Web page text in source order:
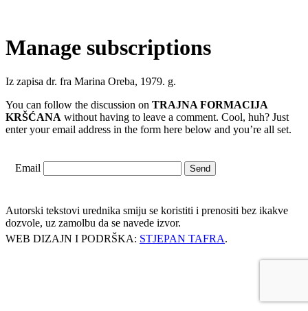
Manage subscriptions
Iz zapisa dr. fra Marina Oreba, 1979. g.
You can follow the discussion on TRAJNA FORMACIJA
KRŠĆANA without having to leave a comment. Cool, huh? Just
enter your email address in the form here below and you’re all set.
Email
Autorski tekstovi urednika smiju se koristiti i prenositi bez ikakve
dozvole, uz zamolbu da se navede izvor.
WEB DIZAJN I PODRŠKA: STJEPAN TAFRA.